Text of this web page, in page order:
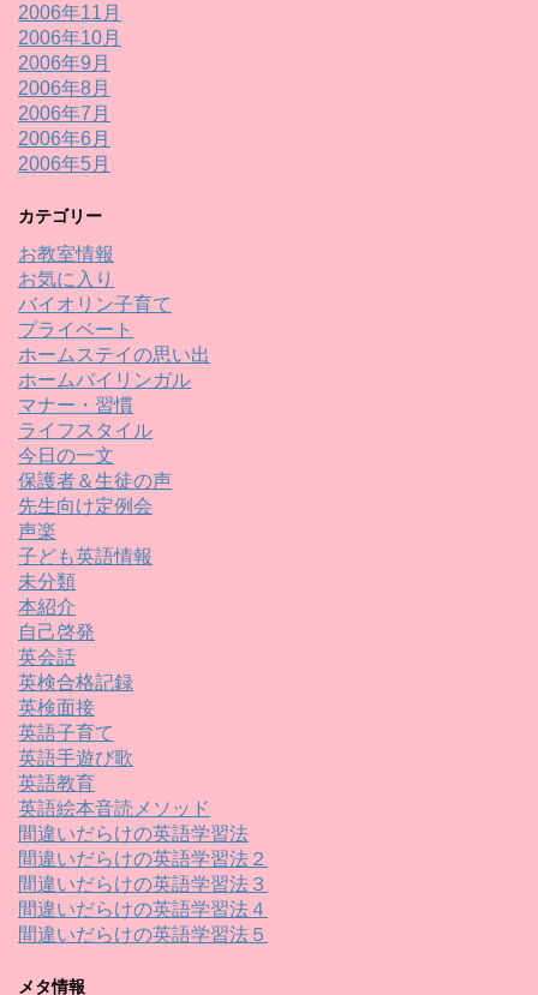
2006年11月
2006年10月
2006年9月
2006年8月
2006年7月
2006年6月
2006年5月
カテゴリー
お教室情報
お気に入り
バイオリン子育て
プライベート
ホームステイの思い出
ホームバイリンガル
マナー・習慣
ライフスタイル
今日の一文
保護者＆生徒の声
先生向け定例会
声楽
子ども英語情報
未分類
本紹介
自己啓発
英会話
英検合格記録
英検面接
英語子育て
英語手遊び歌
英語教育
英語絵本音読メソッド
間違いだらけの英語学習法
間違いだらけの英語学習法２
間違いだらけの英語学習法３
間違いだらけの英語学習法４
間違いだらけの英語学習法５
メタ情報